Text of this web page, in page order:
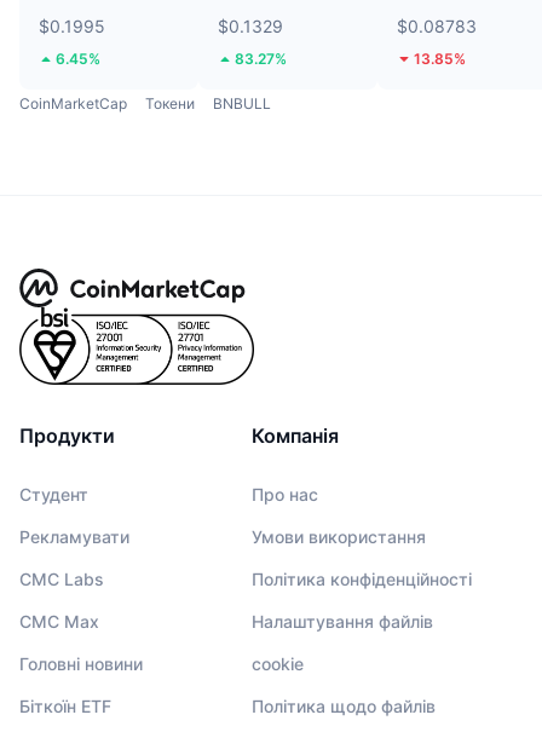
$0.1995
6.45%
$0.1329
83.27%
$0.08783
13.85%
CoinMarketCap Токени BNBULL
Продукти
Студент
Рекламувати
CMC Labs
CMC Max
Головні новини
Біткоїн ETF
Компанія
Про нас
Умови використання
Політика конфіденційності
Налаштування файлів
cookie
Політика щодо файлів